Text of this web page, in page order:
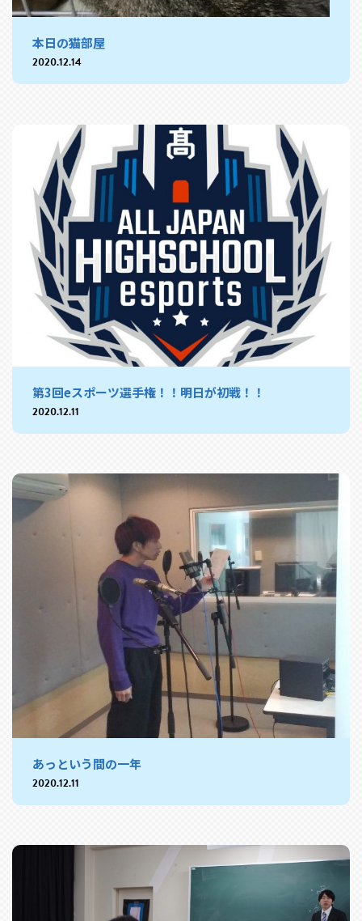
本日の猫部屋
2020.12.14
第3回eスポーツ選手権！！明日が初戦！！
2020.12.11
あっという間の一年
2020.12.11